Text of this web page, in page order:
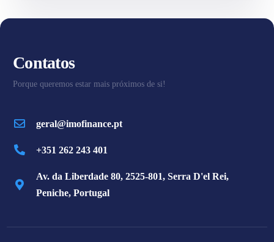
Contatos
Porque queremos estar mais próximos de si!
geral@imofinance.pt
+351 262 243 401
Av. da Liberdade 80, 2525-801, Serra D'el Rei,
Peniche, Portugal